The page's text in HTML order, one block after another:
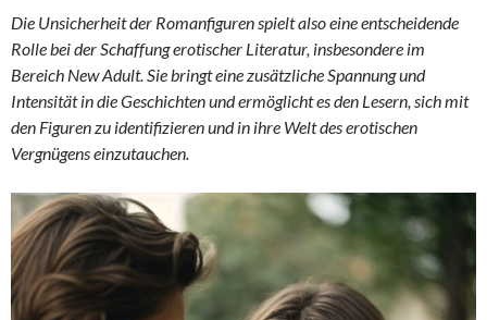
Die Unsicherheit der Romanfiguren spielt also eine entscheidende
Rolle bei der Schaffung erotischer Literatur, insbesondere im
Bereich New Adult. Sie bringt eine zusätzliche Spannung und
Intensität in die Geschichten und ermöglicht es den Lesern, sich mit
den Figuren zu identifizieren und in ihre Welt des erotischen
Vergnügens einzutauchen.